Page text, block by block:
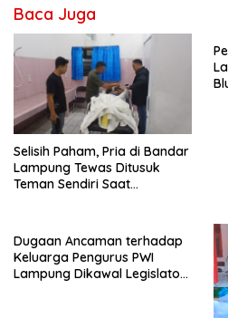
Baca Juga
Selisih Paham, Pria di Bandar
Lampung Tewas Ditusuk
Teman Sendiri Saat
Dugaan Ancaman terhadap
Keluarga Pengurus PWI
Lampung Dikawal Legislator